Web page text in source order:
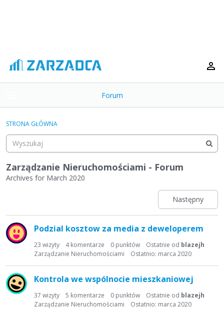
o
g
e
m
e
n
Forum
Kategorie
Dyskusje
Aktywność
STRONA GŁÓWNA
Zarządzanie Nieruchomościami - Forum
Archives for March 2020
Następny
i
s
a
d
y
Podzial kosztow za media z deweloperem
23 wizyty 4komentarze 0 punktów Ostatnie od blazejh
Ostatnio: marca 2020
Zarządzanie Nieruchomościami
Kontrola we wspólnocie mieszkaniowej
37 wizyty 5 komentarze 0 punktów Ostatnie od blazejh
Ostatnio: marca 2020
Zarządzanie Nieruchomościami